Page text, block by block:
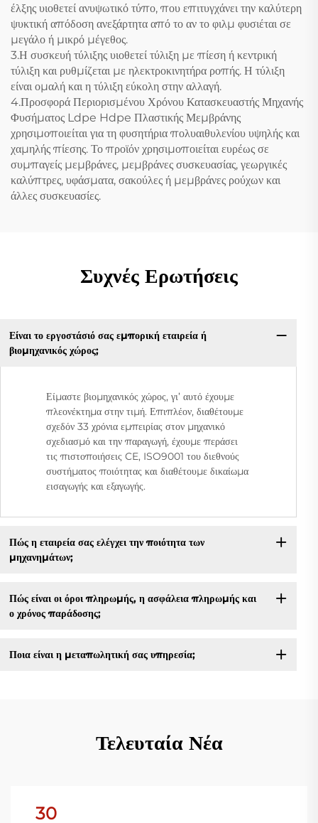
έλξης υιοθετεί ανυψωτικό τύπο, που επιτυγχάνει την καλύτερη
ψυκτική απόδοση ανεξάρτητα από το αν το φιλμ φυσιέται σε
μεγάλο ή μικρό μέγεθος.
3.Η συσκευή τύλιξης υιοθετεί τύλιξη με πίεση ή κεντρική
τύλιξη και ρυθμίζεται με ηλεκτροκινητήρα ροπής. Η τύλιξη
είναι ομαλή και η τύλιξη εύκολη στην αλλαγή.
4.Προσφορά Περιορισμένου Χρόνου Κατασκευαστής Μηχανής
Φυσήματος Ldpe Hdpe Πλαστικής Μεμβράνης
χρησιμοποιείται για τη φυσητήρια πολυαιθυλενίου υψηλής και
χαμηλής πίεσης. Το προϊόν χρησιμοποιείται ευρέως σε
συμπαγείς μεμβράνες, μεμβράνες συσκευασίας, γεωργικές
καλύπτρες, υφάσματα, σακούλες ή μεμβράνες ρούχων και
άλλες συσκευασίες.
Συχνές Ερωτήσεις
Είναι το εργοστάσιό σας εμπορική εταιρεία ή
βιομηχανικός χώρος;
Είμαστε βιομηχανικός χώρος, γι’ αυτό έχουμε
πλεονέκτημα στην τιμή. Επιπλέον, διαθέτουμε
σχεδόν 33 χρόνια εμπειρίας στον μηχανικό
σχεδιασμό και την παραγωγή, έχουμε περάσει
τις πιστοποιήσεις CE, ISO9001 του διεθνούς
συστήματος ποιότητας και διαθέτουμε δικαίωμα
εισαγωγής και εξαγωγής.
Πώς η εταιρεία σας ελέγχει την ποιότητα των
μηχανημάτων;
Πώς είναι οι όροι πληρωμής, η ασφάλεια πληρωμής και
ο χρόνος παράδοσης;
Ποια είναι η μεταπωλητική σας υπηρεσία;
Τελευταία Νέα
30